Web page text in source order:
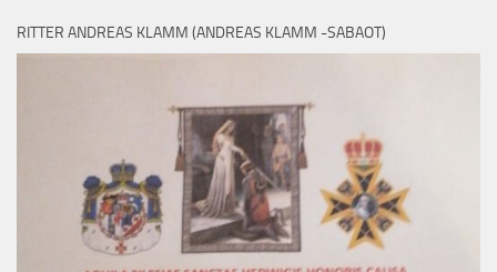
RITTER ANDREAS KLAMM (ANDREAS KLAMM -SABAOT)